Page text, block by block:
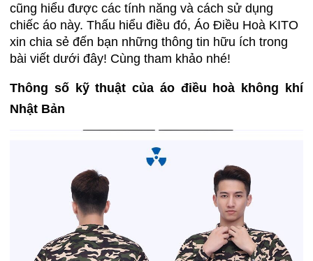
cũng hiểu được các tính năng và cách sử dụng
chiếc áo này. Thấu hiểu điều đó, Áo Điều Hoà KITO
xin chia sẻ đến bạn những thông tin hữu ích trong
bài viết dưới đây! Cùng tham khảo nhé!
Thông số kỹ thuật của áo điều hoà không khí
Nhật Bản